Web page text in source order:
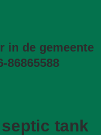
in de gemeente
86865588
tank